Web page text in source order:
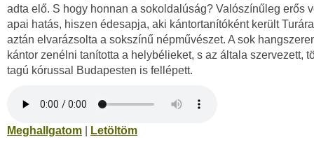
adta elő. S hogy honnan a sokoldalúság? Valószínűleg erős
apai hatás, hiszen édesapja, aki kántortanítóként került
aztán elvarázsolta a sokszínű népművészet. A sok
kántor zenélni tanította a helybélieket, s az általa szervezett,
tagú kórussal Budapesten is fellépett.
Meghallgatom
Letöltöm